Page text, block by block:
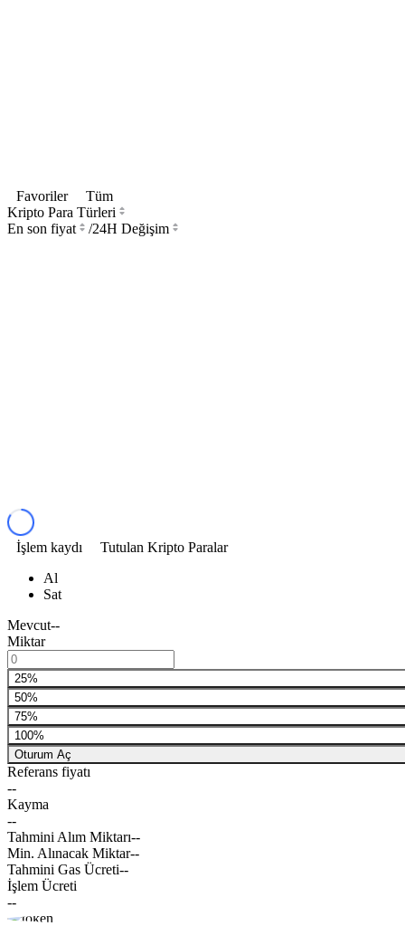
Favoriler
Tüm
Kripto Para Türleri
En son fiyat
/24H Değişim
İşlem kaydı
Tutulan Kripto Paralar
Al
Sat
Mevcut--
Miktar
25%
50%
75%
100%
Oturum Aç
Referans fiyatı
--
Kayma
--
Tahmini Alım Miktarı--
Min. Alınacak Miktar--
Tahmini Gas Ücreti--
İşlem Ücreti
--